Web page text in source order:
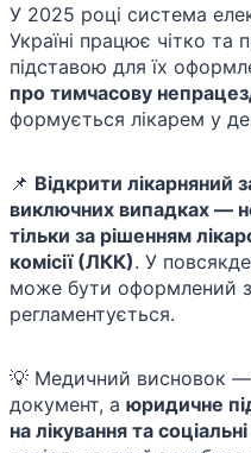
У 2025 році система
Україні працює чітко
підставою для їх
про тимчасову
формується лікарем у
📌 Відкрити
виключних випадках —
тільки за рішенням
комісії (ЛКК). У
може бути оформлений
регламентується.
💡 Медичний висновок —
документ, а юридичне
на лікування та соціальні